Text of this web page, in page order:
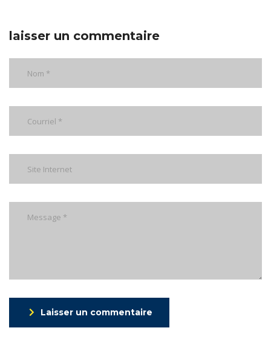
laisser un commentaire
Laisser un commentaire